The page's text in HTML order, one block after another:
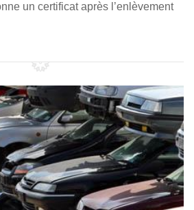
un certificat après l’enlèvement